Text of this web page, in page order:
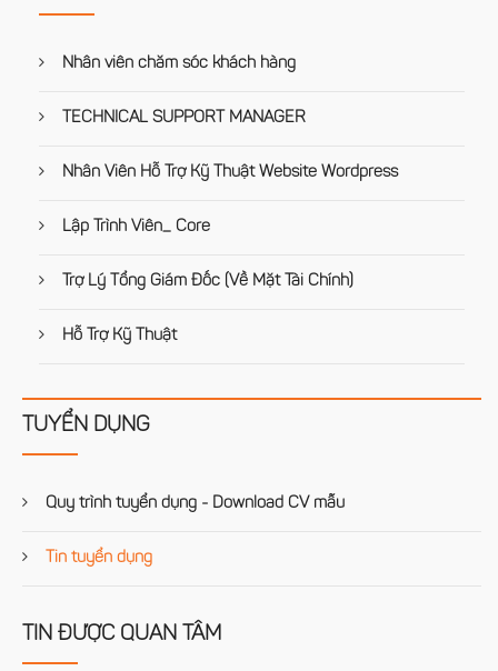
Nhân viên chăm sóc khách hàng
TECHNICAL SUPPORT MANAGER
Nhân Viên Hỗ Trợ Kỹ Thuật Website Wordpress
Lập Trình Viên_ Core
Trợ Lý Tổng Giám Đốc (Về Mặt Tài Chính)
Hỗ Trợ Kỹ Thuật
TUYỂN DỤNG
Quy trình tuyển dụng - Download CV mẫu
Tin tuyển dụng
TIN ĐƯỢC QUAN TÂM